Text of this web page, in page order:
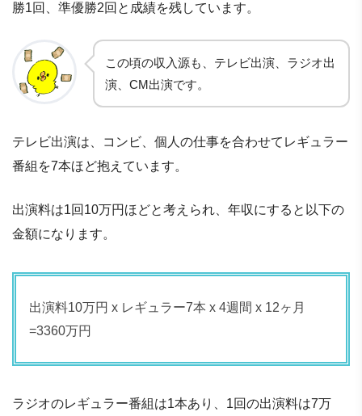
勝1回、準優勝2回と成績を残しています。
この頃の収入源も、テレビ出演、ラジオ出
演、CM出演です。
テレビ出演は、コンビ、個人の仕事を合わせてレギュラー
番組を7本ほど抱えています。
出演料は1回10万円ほどと考えられ、年収にすると以下の
金額になります。
出演料10万円 x レギュラー7本 x 4週間 x 12ヶ月
=3360万円
ラジオのレギュラー番組は1本あり、1回の出演料は7万